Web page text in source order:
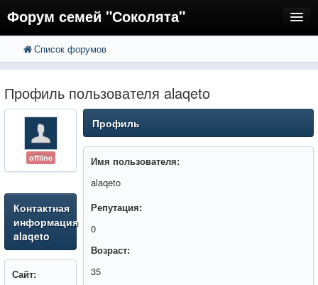
Форум семей "Соколята"
FAQ
Регистрация
Вход
Список форумов
Профиль пользователя alaqeto
offline
Контактная
информация
alaqeto
Сайт:
Профиль
Имя пользователя:
alaqeto
Репутация:
0
Возраст:
35